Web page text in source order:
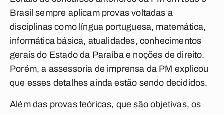
Brasil sempre aplicam provas voltadas a
disciplinas como língua portuguesa, matemática,
informática básica, atualidades, conhecimentos
gerais do Estado da Paraíba e noções de direito.
Porém, a assessoria de imprensa da PM explicou
que esses detalhes ainda estão sendo decididos.
Além das provas teóricas, que são objetivas, os